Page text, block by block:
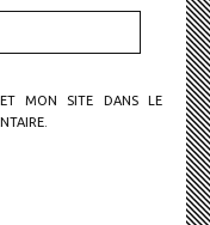
MON SITE DANS LE